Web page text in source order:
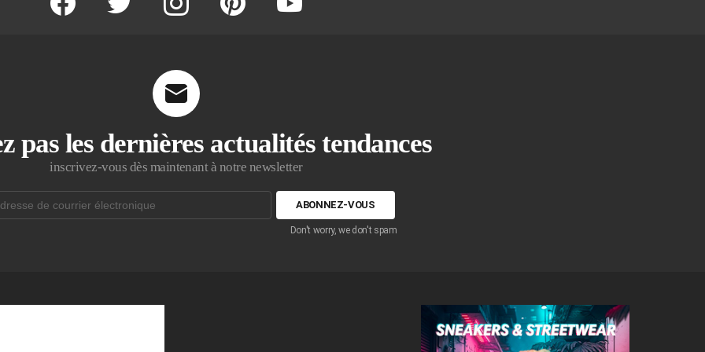
pas les dernières actualités tendances
inscrivez-vous dès maintenant à notre newsletter
Don't worry, we don't spam